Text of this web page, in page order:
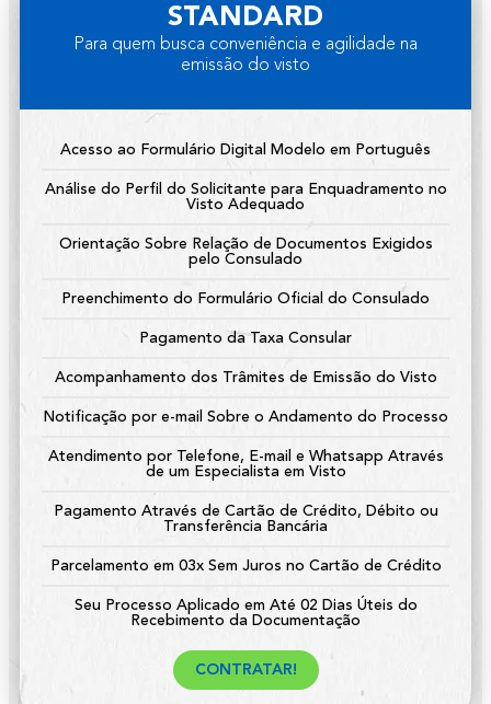
STANDARD
Para quem busca conveniência e agilidade na
emissão do visto
Acesso ao Formulário Digital Modelo em Português
Análise do Perfil do Solicitante para Enquadramento no
Visto Adequado
Orientação Sobre Relação de Documentos Exigidos
pelo Consulado
Preenchimento do Formulário Oficial do Consulado
Pagamento da Taxa Consular
Acompanhamento dos Trâmites de Emissão do Visto
Notificação por e-mail Sobre o Andamento do Processo
Atendimento por Telefone, E-mail e Whatsapp Através
de um Especialista em Visto
Pagamento Através de Cartão de Crédito, Débito ou
Transferência Bancária
Parcelamento em 03x Sem Juros no Cartão de Crédito
Seu Processo Aplicado em Até 02 Dias Úteis do
Recebimento da Documentação
CONTRATAR!